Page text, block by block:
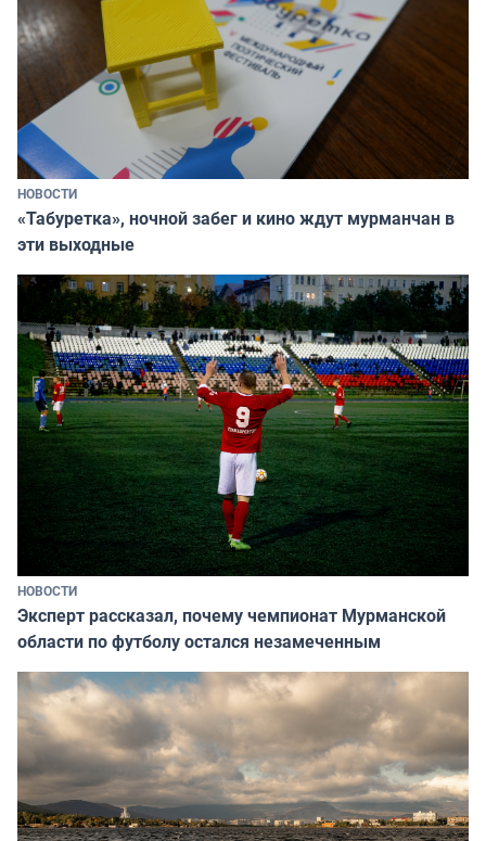
НОВОСТИ
«Табуретка», ночной забег и кино ждут мурманчан в
эти выходные
НОВОСТИ
Эксперт рассказал, почему чемпионат Мурманской
области по футболу остался незамеченным